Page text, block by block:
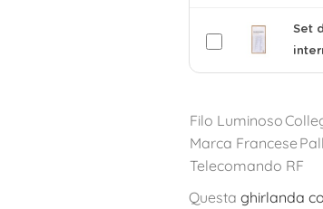
Set
Filo Luminoso
Marca Francese
Telecomando RF
Questa ghirlanda